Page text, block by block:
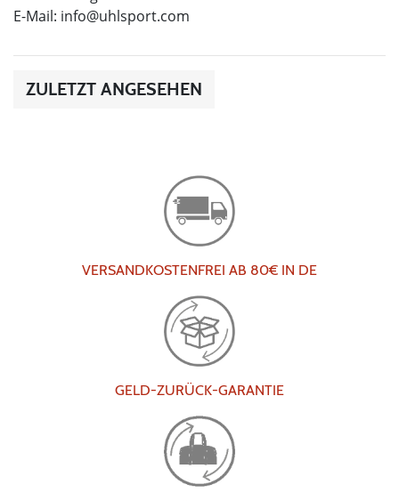
E-Mail: info@uhlsport.com
ZULETZT ANGESEHEN
VERSANDKOSTENFREI AB 80€ IN DE
GELD-ZURÜCK-GARANTIE